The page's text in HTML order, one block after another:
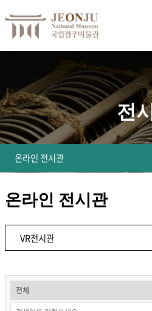
전
온라인 전시관
온라인 전시관
VR전시관
게
시